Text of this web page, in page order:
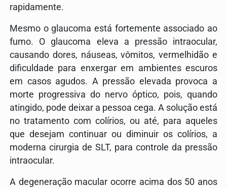
rapidamente.
Mesmo o glaucoma está fortemente associado ao
fumo. O glaucoma eleva a pressão intraocular,
causando dores, náuseas, vômitos, vermelhidão e
dificuldade para enxergar em ambientes escuros
em casos agudos. A pressão elevada provoca a
morte progressiva do nervo óptico, pois, quando
atingido, pode deixar a pessoa cega. A solução está
no tratamento com colírios, ou até, para aqueles
que desejam continuar ou diminuir os colírios, a
moderna cirurgia de SLT, para controle da pressão
intraocular.
A degeneração macular ocorre acima dos 50 anos